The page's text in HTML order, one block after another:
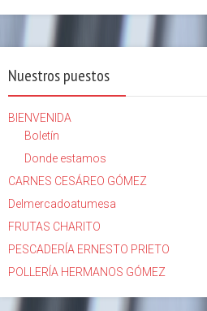
Nuestros puestos
BIENVENIDA
Boletín
Donde estamos
CARNES CESÁREO GÓMEZ
Delmercadoatumesa
FRUTAS CHARITO
PESCADERÍA ERNESTO PRIETO
POLLERÍA HERMANOS GÓMEZ